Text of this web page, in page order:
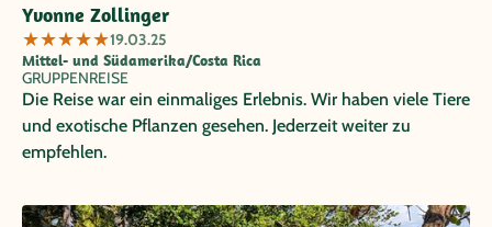
Yvonne Zollinger
★★★★★19.03.25
Mittel- und Südamerika/Costa Rica
GRUPPENREISE
Die Reise war ein einmaliges Erlebnis. Wir haben viele Tiere
und exotische Pflanzen gesehen. Jederzeit weiter zu
empfehlen.